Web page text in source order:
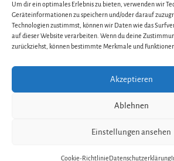
Um dir ein optimales Erlebnis zu bieten, verwenden wir
Geräteinformationen zu speichern und/oder darauf
Technologien zustimmst, können wir Daten wie das
auf dieser Website verarbeiten. Wenn du deine
zurückziehst, können bestimmte Merkmale und
Akzeptieren
Ablehnen
Einstellungen ansehen
Cookie-RichtlinieDatenschutzerklärung
Sidebar
Impressum
Datenschutzerklärung
Copyright © 2022Rudolf Steiner-Schule